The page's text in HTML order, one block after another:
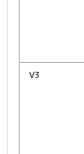
V3